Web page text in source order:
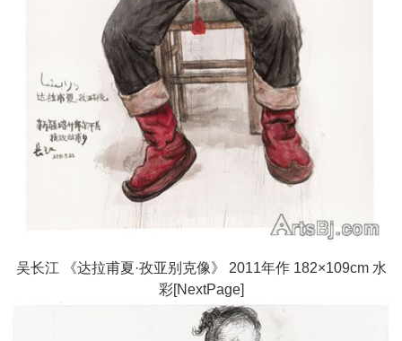
吴长江 《达拉甫夏·孜亚别克像》 2011年作 182×109cm 水
彩[NextPage]